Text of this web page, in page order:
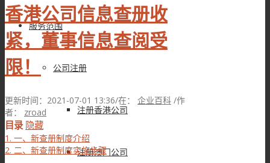
服务范围
公司注册
注册香港公司
注册澳门公司
香港公司信息查册收
紧，董事信息查阅受
限！
更新时间：2021-07-01 13:36/在： 企业百科 /作
者： zroad
目录 隐藏
1. 一、新查册制度介绍
2. 二、新查册制度实施步骤